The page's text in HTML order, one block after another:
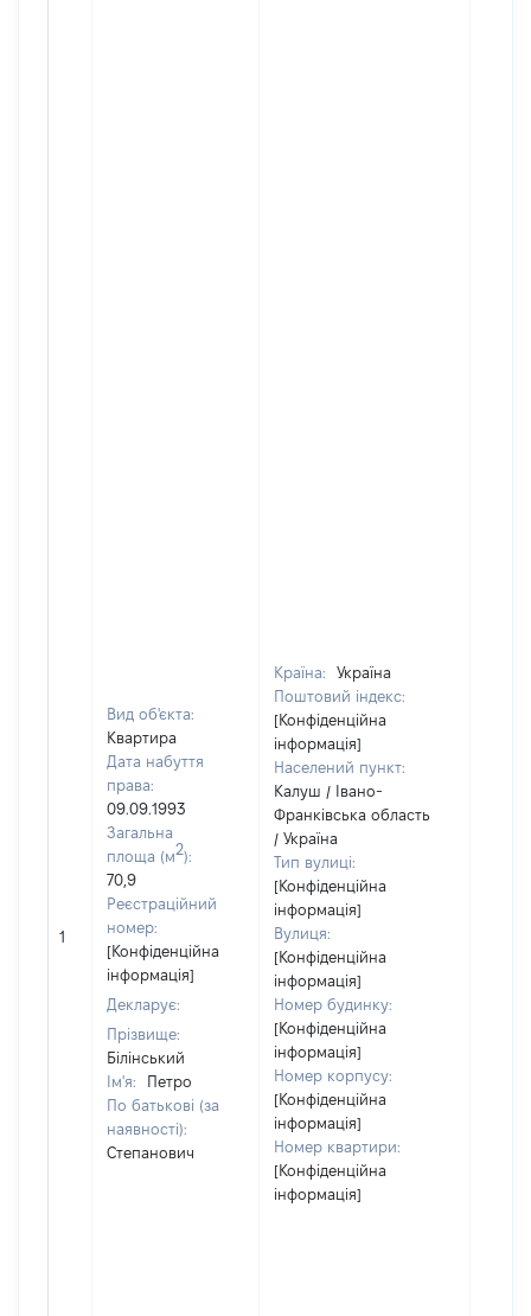
1
Вид об'єкта:
Квартира
Дата набуття
права:
09.09.1993
Загальна
площа (м2):
70,9
Реєстраційний
номер:
[Конфіденційна
інформація]
Декларує:
Прізвище:
Білінський
Ім'я:
Петро
По батькові (за
наявності):
Степанович
Країна:
Україна
Поштовий індекс:
[Конфіденційна
інформація]
Населений пункт:
Калуш / Івано-
Франківська область
/ Україна
Тип вулиці:
[Конфіденційна
інформація]
Вулиця:
[Конфіденційна
інформація]
Номер будинку:
[Конфіденційна
інформація]
Номер корпусу:
[Конфіденційна
інформація]
Номер квартири:
[Конфіденційна
інформація]